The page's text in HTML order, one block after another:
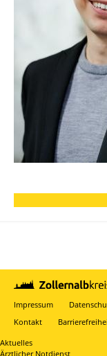
Impressum
Kontakt
Aktuelles
Ärztlicher Notdienst